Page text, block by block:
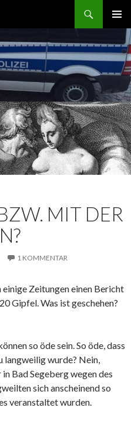
MENÜ
MIT DER
1 KOMMENTAR
Zeitungen einen Bericht
Gipfel. Was ist geschehen?
so öde sein. So öde, dass
langweilig wurde? Nein,
Bad Segeberg wegen des
sich anscheinend so
veranstaltet wurden.